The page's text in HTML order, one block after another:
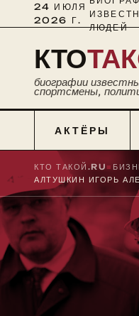
24 ИЮЛЯ
2026 Г.
ЛЮДЕЙ
КТО
биографии
спортсмены,
АКТЁРЫ
КТО ТАКОЙ.RU■
АЛТУШКИН ИГОРЬ